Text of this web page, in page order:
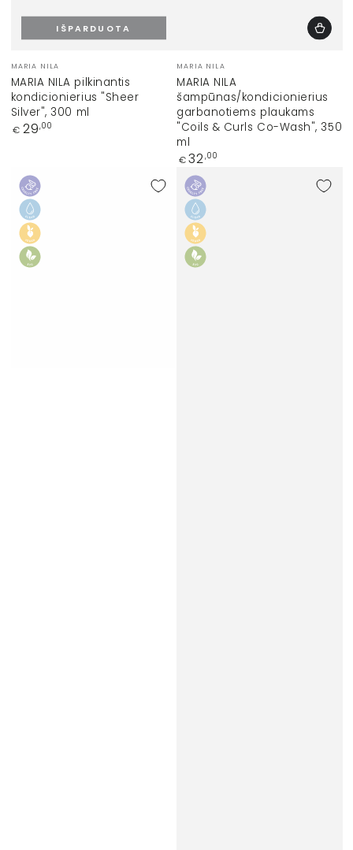
Prekinis
ženklas:
MARIA NILA
MARIA NILA pilkinantis
kondicionierius "Sheer
Silver", 300 ml
Įprasta
€ 29,00
IŠPARDUOTA
Prekinis
ženklas:
MARIA NILA
MARIA NILA
šampūnas/kondicionierius
garbanotiems plaukams
"Coils & Curls Co-Wash", 350
ml
Įprasta
€ 32,00